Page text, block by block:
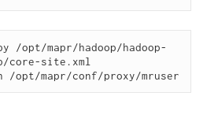
/opt/mapr/hadoop/hadoop-
core-site.xml